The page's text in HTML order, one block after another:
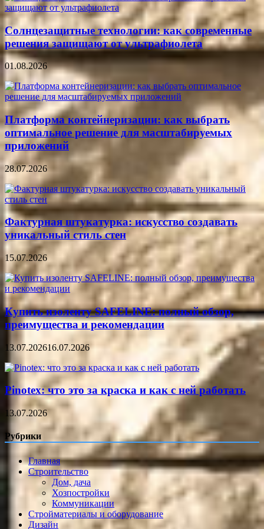
Солнцезащитные технологии: как современные
решения защищают от ультрафиолета
01.08.2026
Платформа контейнеризации: как выбрать
оптимальное решение для масштабируемых
приложений
28.07.2026
Фактурная штукатурка: искусство создавать
уникальный стиль стен
15.07.2026
Купить изоленту SAFELINE: полный обзор,
преимущества и рекомендации
13.07.202616.07.2026
Pinotex: что это за краска и как с ней работать
13.07.2026
Рубрики
Главная
Строительство
Дом, дача
Хозпостройки
Коммуникации
Стройматериалы и оборудование
Дизайн